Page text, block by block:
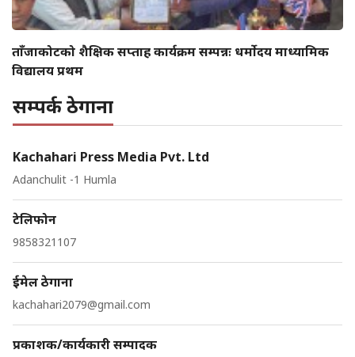
ताँजाकोटको शैक्षिक सप्ताह कार्यक्रम सम्पन्नः धर्मोदय माध्यामिक
विद्यालय प्रथम
सम्पर्क ठेगाना
Kachahari Press Media Pvt. Ltd
Adanchulit -1 Humla
टेलिफोन
9858321107
ईमेल ठेगाना
kachahari2079@gmail.com
प्रकाशक/कार्यकारी सम्पादक